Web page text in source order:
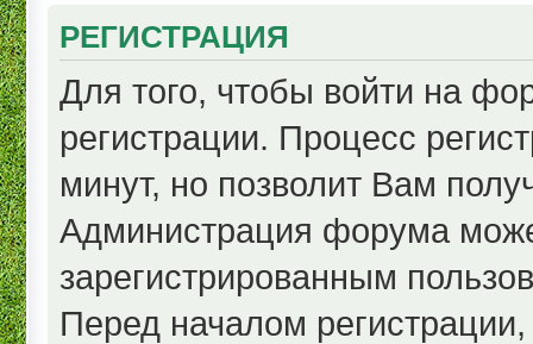
РЕГИСТРАЦИЯ
Для того, чтобы войти на
регистрации. Процесс
минут, но позволит Вам
Администрация форума
зарегистрированным
Перед началом